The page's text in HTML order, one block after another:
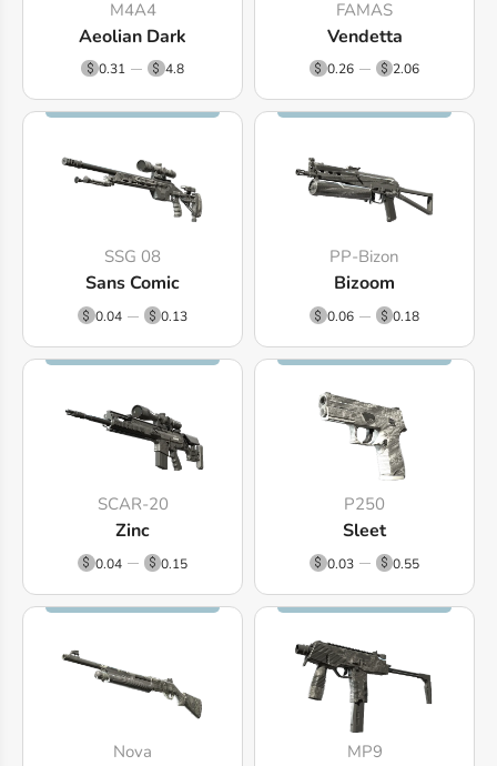
M4A4
Aeolian Dark
0.31 4.8
FAMAS
Vendetta
0.26 2.06
SSG 08
Sans Comic
0.04 0.13
PP-Bizon
Bizoom
0.06 0.18
SCAR-20
Zinc
0.04 0.15
P250
Sleet
0.03 0.55
Nova MP9